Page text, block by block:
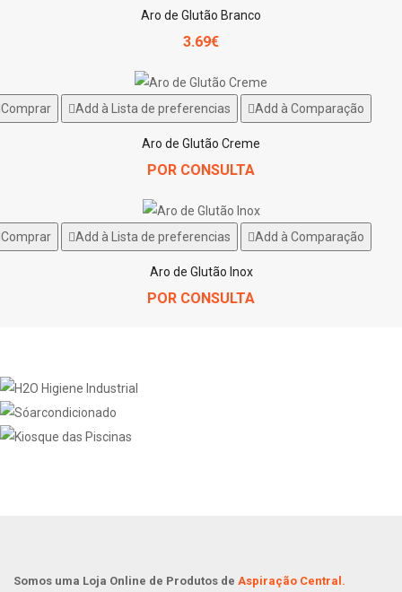
Aro de Glutão Branco
3.69€
Comprar Add à Lista de preferencias Add à Comparação
Aro de Glutão Creme
POR CONSULTA
Comprar Add à Lista de preferencias Add à Comparação
Aro de Glutão Inox
POR CONSULTA
Somos uma Loja Online de Produtos de Aspiração Central.